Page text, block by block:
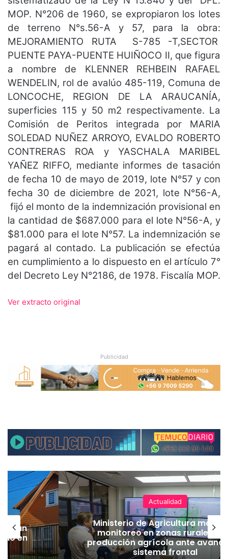
MOP. N°206 de 1960, se expropiaron los lotes
de terreno N°s.56-A y 57, para la obra:
MEJORAMIENTO RUTA S-785 -T,SECTOR
PUENTE PAYA-PUENTE HUIÑOCO II, que figura
a nombre de KLENNER REHBEIN RAFAEL
WENDELIN, rol de avalúo 485-119, Comuna de
LONCOCHE, REGION DE LA ARAUCANÍA,
superficies 115 y 50 m2 respectivamente. La
Comisión de Peritos integrada por MARIA
SOLEDAD NUÑEZ ARROYO, EVALDO ROBERTO
CONTRERAS ROA y YASCHALA MARIBEL
YAÑEZ RIFFO, mediante informes de tasación
de fecha 10 de mayo de 2019, lote N°57 y con
fecha 30 de diciembre de 2021, lote N°56-A,
fijó el monto de la indemnización provisional en
la cantidad de $687.000 para el lote N°56-A, y
$81.000 para el lote N°57. La indemnización se
pagará al contado. La publicación se efectúa
en cumplimiento a lo dispuesto en el artículo 7°
del Decreto Ley N°2186, de 1978. Fiscalía MOP.
Ver extracto original
Publicidad
en
Actualidad
Ministerio de Agricultura
monitoreo en zonas rurales y
producción agrícola ante
sistema frontal